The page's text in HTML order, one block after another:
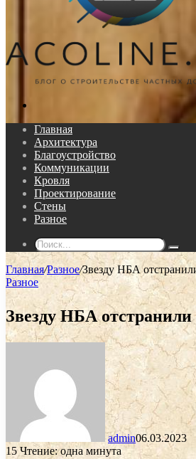
Главная
Архитектура
Благоустройство
Коммуникации
Кровля
Проектирование
Стены
Разное
Главная/Разное/Звезду НБА
Разное
Звезду НБА
admin06.03.2023
15Чтение: одна минута